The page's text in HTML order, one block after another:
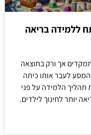
ללמידה בריאה
אך ורק בתוצאה
המסע לעבר אותו כיתה
תהליך הלמידה על פני
יותר לחינוך לילדים.